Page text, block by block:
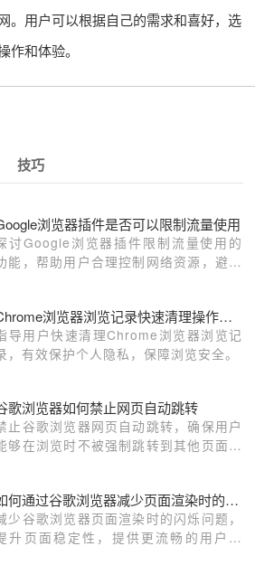
。用户可以根据自己的需求和喜好，选
作和体验。
技巧
浏览器插件是否可以限制流量使用
讨Google浏览器插件限制流量使用的
能，帮助用户合理控制网络资源，避免
Chrome浏览器浏览记录快速清理操作指南
导用户快速清理Chrome浏览器浏览记
，有效保护个人隐私，保障浏览安全。
歌浏览器如何禁止网页自动跳转
止谷歌浏览器网页自动跳转，确保用户
够在浏览时不被强制跳转到其他页面，
如何通过谷歌浏览器减少页面渲染时的闪烁问题
少谷歌浏览器页面渲染时的闪烁问题，
升页面稳定性，提供更流畅的用户体